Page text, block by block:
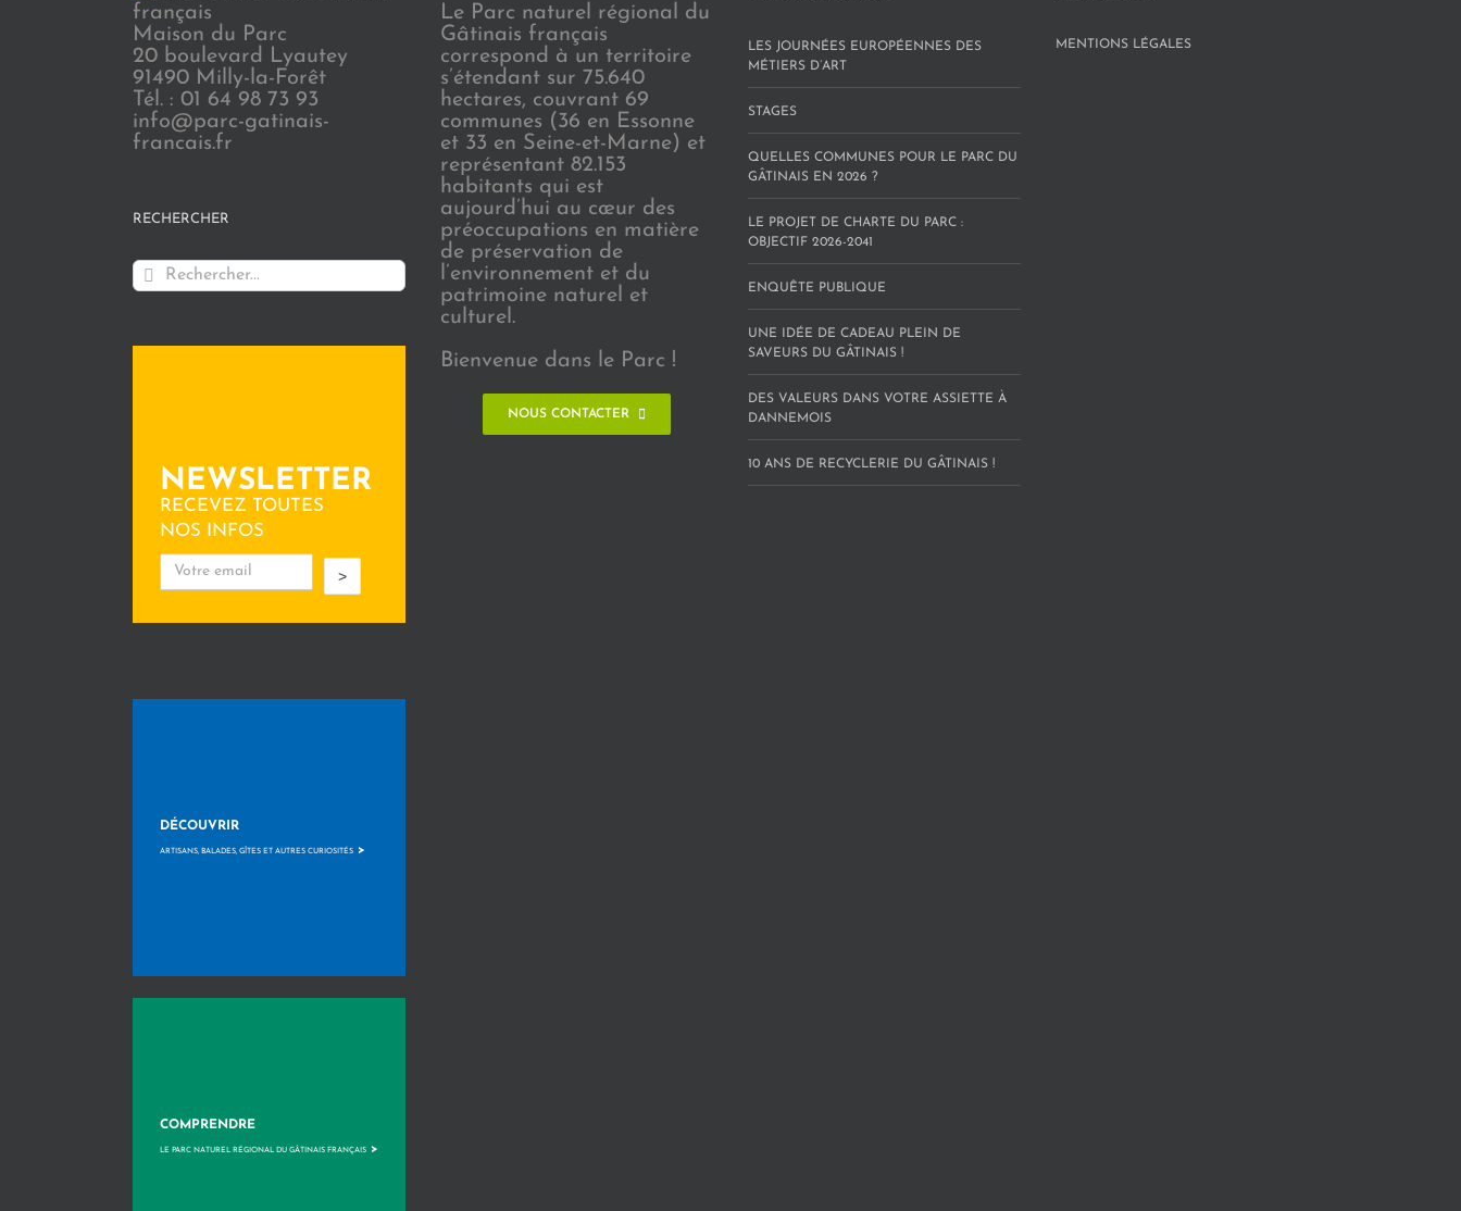
Maison du Parc
20 boulevard Lyautey
91490 Milly-la-Forêt
Tél. : 01 64 98 73 93
info@parc-gatinais-
francais.fr
RECHERCHER
Rechercher:
NEWSLETTER
RECEVEZ TOUTES
NOS INFOS
>
DÉCOUVRIR
ARTISANS, BALADES, GÎTES ET AUTRES CURIOSITÉS >
COMPRENDRE
LE PARC NATUREL RÉGIONAL DU GÂTINAIS FRANÇAIS >
Le Parc naturel régional du
Gâtinais français
correspond à un territoire
s’étendant sur 75.640
hectares, couvrant 69
communes (36 en Essonne
et 33 en Seine-et-Marne) et
représentant 82.153
habitants qui est
aujourd’hui au cœur des
préoccupations en matière
de préservation de
l’environnement et du
patrimoine naturel et
culturel.
Bienvenue dans le Parc !
NOUS CONTACTER
LES JOURNÉES EUROPÉENNES DES
MÉTIERS D’ART
STAGES
QUELLES COMMUNES POUR LE PARC DU
GÂTINAIS EN 2026 ?
LE PROJET DE CHARTE DU PARC :
OBJECTIF 2026-2041
ENQUÊTE PUBLIQUE
UNE IDÉE DE CADEAU PLEIN DE
SAVEURS DU GÂTINAIS !
DES VALEURS DANS VOTRE ASSIETTE À
DANNEMOIS
10 ANS DE RECYCLERIE DU GÂTINAIS !
MENTIONS LÉGALES